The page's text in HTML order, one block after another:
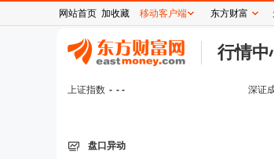
行情中
上证指数 - - - 深证
盘口异动
网站首页 加收藏 移动客户端 东方财富